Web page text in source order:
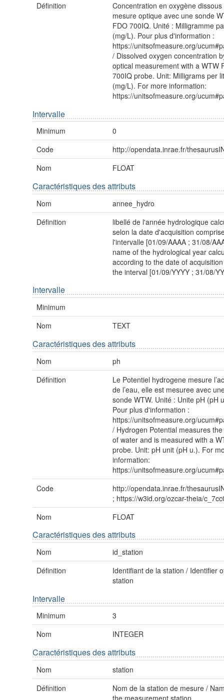
Définition
Concentration en oxygène
mesure optique avec une sonde
FDO 700IQ. Unité : Milligramme
(mg/L). Pour plus d'information :
https://unitsofmeasure.org/
/ Dissolved oxygen concentration
optical measurement with a WTW
700IQ probe. Unit: Milligrams per
(mg/L). For more information:
https://unitsofmeasure.org/
Intervalle
Minimum
0
Code
http://opendata.inrae.fr/
Nom
FLOAT
Caractéristiques des attributs
Nom
annee_hydro
Définition
libellé de l'année hydrologique
selon la date d'acquisition
l'intervalle [01/09/AAAA ; 31/08/
name of the hydrological year
according to the date of
the interval [01/09/YYYY ; 31/08/
Intervalle
Minimum
Nom
TEXT
Caractéristiques des attributs
Nom
ph
Définition
Le Potentiel hydrogene mesure
de l’eau, elle est mesuree avec
sonde WTW. Unité : Unite pH (pH
Pour plus d'information :
https://unitsofmeasure.org/
/ Hydrogen Potential measures
of water and is measured with a
probe. Unit: pH unit (pH u.). For
information:
https://unitsofmeasure.org/
Code
http://opendata.inrae.fr/
; https://w3id.org/ozcar-theia/
Nom
FLOAT
Caractéristiques des attributs
Nom
id_station
Définition
Identifiant de la station / Identifier
station
Intervalle
Minimum
3
Nom
INTEGER
Caractéristiques des attributs
Nom
station
Définition
Nom de la station de mesure /
the measurement station